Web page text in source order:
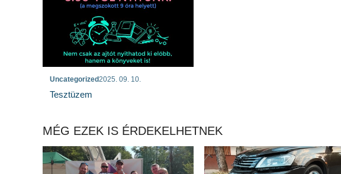
Uncategorized2025. 09. 10.
Tesztüzem
MÉG EZEK IS ÉRDEKELHETNEK